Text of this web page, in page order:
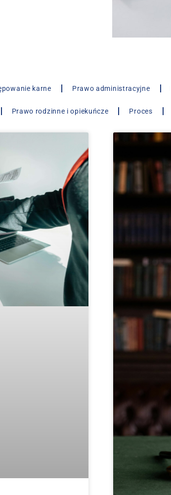
karne Prawo administracyjne
Prawo rodzinne i opiekuńcze Proces